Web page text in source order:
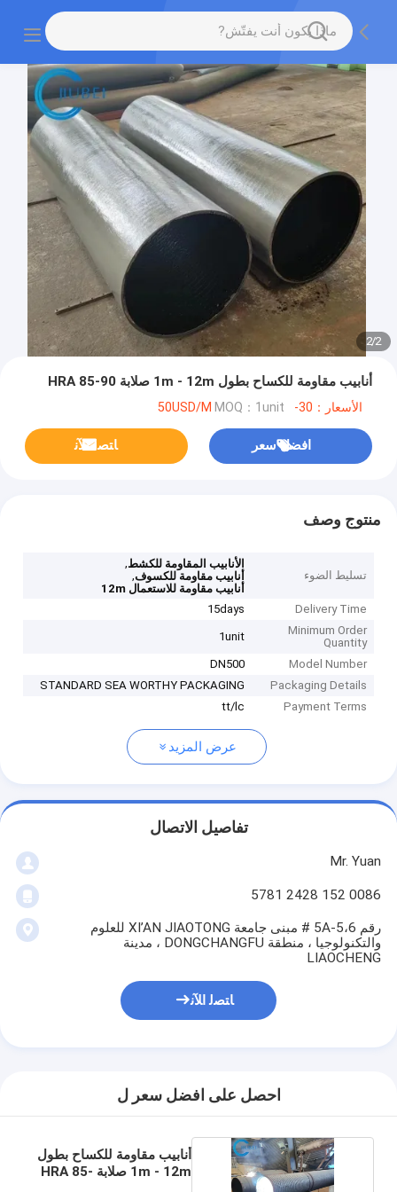
2
/
2
أنابيب مقاومة للكساح بطول 1m - 12m صلابة HRA 85-90
الأسعار：30-50USD/M MOQ：1unit
افضل سعر ﺎﺘﺼﻟ ﺍﻶﻧ
منتوج وصف
تسليط الضوء
الأنابيب المقاومة للكشط,
أنابيب مقاومة للكسوف,
أنابيب مقاومة للاستعمال 12m
Delivery Time
15days
Minimum Order
Quantity
1unit
Model Number
DN500
Packaging Details
STANDARD SEA WORTHY PACKAGING
Payment Terms
tt/lc
عرض المزيد
تفاصيل الاتصال
Mr. Yuan
0086 152 2428 5781
رقم 5A-5،6 # مبنى جامعة XI’AN JIAOTONG للعلوم
والتكنولوجيا ، منطقة DONGCHANGFU ، مدينة
LIAOCHENG
ﺎﺘﺼﻟ ﺍﻶﻧ
احصل على افضل سعر ل
أنابيب مقاومة للكساح بطول
1m - 12m صلابة HRA 85-